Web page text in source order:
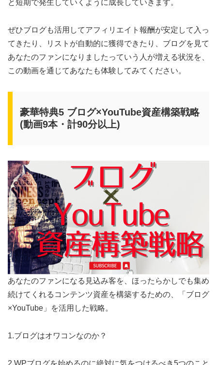
と短期で発生していくように成長していきます。
ぜひブログも活用してアフィリエイト報酬が安定して入っ
てきたり、リストが自動的に獲得できたり、ブログを見て
あなたのファンになりましたっていう人が増える状況を、
この動画を通じてあなたも体験してみてください。
豪華特典5 ブログ×YouTube資産構築戦略
(動画9本・計90分以上)
あなたのファンになる見込み客を、ほったらかしでも集め
続けてくれるコンテンツ資産を構築するための、「ブログ
×YouTube」を活用した戦略。
1.ブログはオワコンなのか？
2.WPブログを始めるのに絶対に気をつけるべき5つのこと